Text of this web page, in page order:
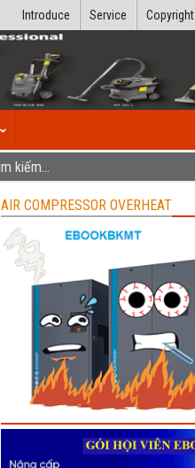
Copyright
Service
Introduce
AIR COMPRESSOR OVERHEAT